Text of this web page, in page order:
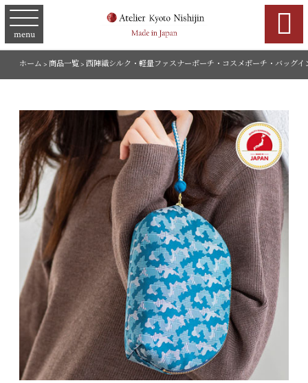
menu 
ホーム > 商品一覧> 西陣織シルク・軽量ファスナーポーチ・コスメポーチ・バッグ